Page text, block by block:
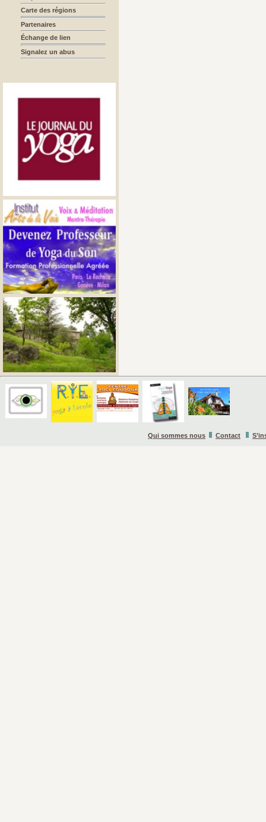
Carte des régions
Partenaires
Échange de lien
Signalez un abus
Qui sommes nous Contact